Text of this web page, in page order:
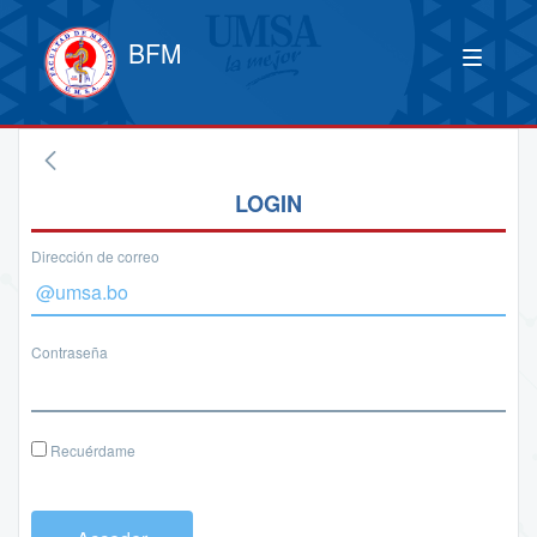
BFM
LOGIN
Dirección de correo
Contraseña
Recuérdame